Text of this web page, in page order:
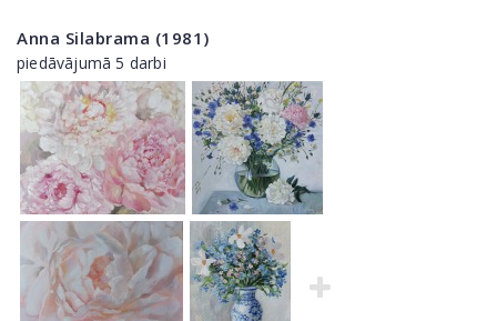
Anna Silabrama (1981)
piedāvājumā 5 darbi